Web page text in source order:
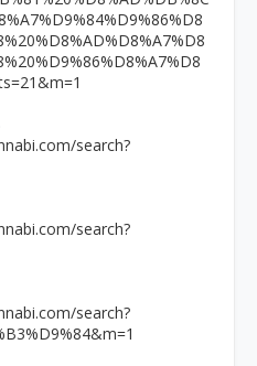
search?
search?
search?